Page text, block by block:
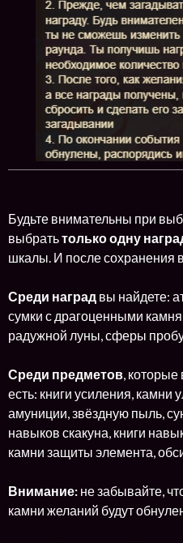
Будьте внимательны при
выбратьтолько одну
шкалы. И после сохранения
Среди наград вы найдете:
сумки с драгоценными
радужной луны, сферы
Среди предметов ,
есть: книги усиления, камни
амуниции, звёздную пыль,
навыков скакуна, книги
камни защиты элемента,
Внимание: не забывайте,
камни желаний будут